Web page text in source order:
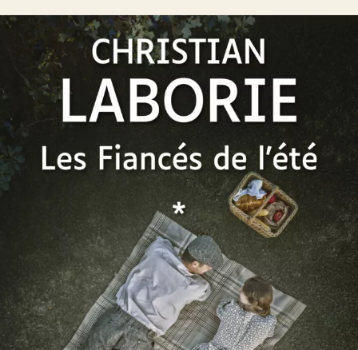
Les Fiancés de l’été
Christian Laborie
27€